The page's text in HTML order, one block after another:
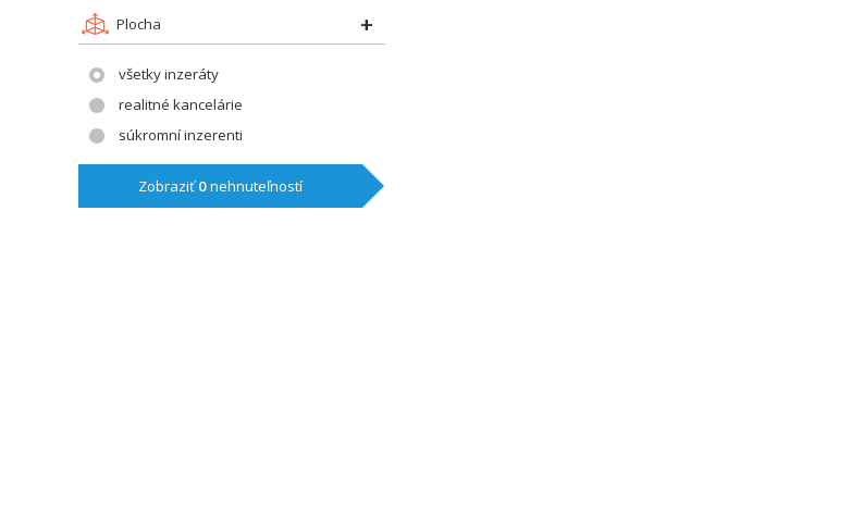
Plocha
všetky inzeráty
realitné kancelárie
súkromní inzerenti
Zobraziť0nehnuteľností